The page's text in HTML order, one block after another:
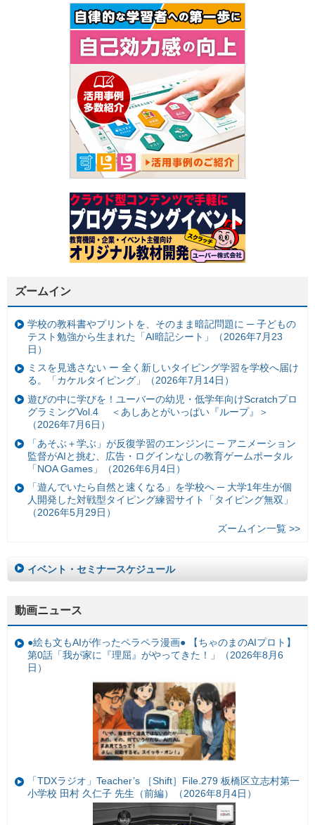
ズームイン
学校の教科書やプリントを、そのまま暗記問題に ─ 子どもの
テスト勉強から生まれた「AI暗記シート」（2026年7月23
日）
ミスを見逃さない ー 全く新しいタイピング学習を学校へ届け
る。「カケルタイピング」（2026年7月14日）
遊びの中に学びを！ユーバーの幼児・低学年向けScratchプロ
グラミングVol.4 ＜あしあとがいっぱい『ループ』＞
（2026年7月6日）
「あそぶ＋学ぶ」が反復学習のエンジンに ─ アニメーション
監督がAIと挑む、広告・ログインなしの教育ゲームポータル
「NOA Games」（2026年6月4日）
「遊んでいたら自然と速くなる」を学校へ ─ 大学1年生が個
人開発した対戦型タイピング練習サイト「タイピング無双」
（2026年5月29日）
ズームイン一覧 >>
イベント・セミナースケジュール
動画ニュース
●絵も文もAIが作ったペラペラ漫画● 【ちゃのまのAIプロト】
第0話「我が家に『理屈』がやってきた！」（2026年8月6
日）
「TDXラジオ」Teacher’s ［Shift］File.279 板橋区立志村第一
小学校 田村 久仁子 先生（前編）（2026年8月4日）